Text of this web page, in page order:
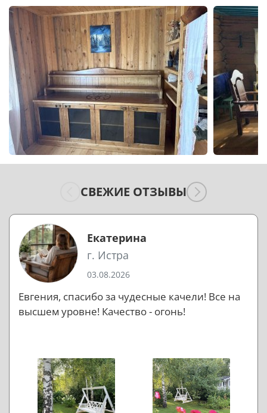
СВЕЖИЕ ОТЗЫВЫ
Екатерина
г. Истра
03.08.2026
Евгения, спасибо за чудесные качели! Все на
высшем уровне! Качество - огонь!